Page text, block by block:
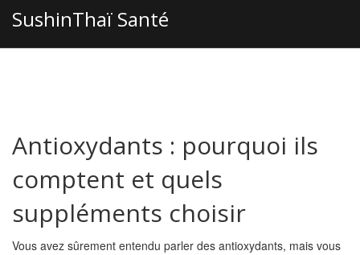
SushinThaï Santé
Antioxydants : pourquoi ils
comptent et quels
suppléments choisir
Vous avez sûrement entendu parler des antioxydants, mais vous